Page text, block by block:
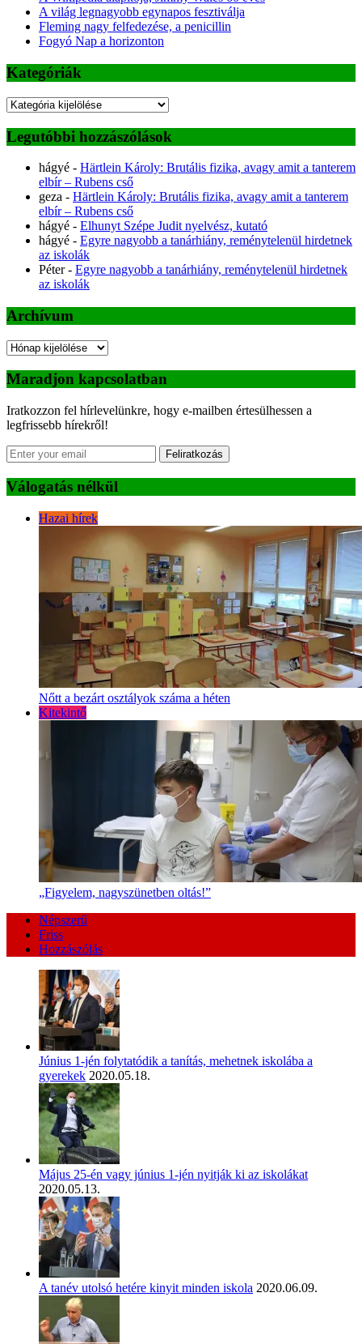
A világ legnagyobb egynapos fesztiválja
Fleming nagy felfedezése, a penicillin
Fogyó Nap a horizonton
Kategóriák
Kategóriák
Legutóbbi hozzászólások
hágyé - Härtlein Károly: Brutális fizika, avagy amit a tanterem
elbír – Rubens cső
geza - Härtlein Károly: Brutális fizika, avagy amit a tanterem
elbír – Rubens cső
hágyé - Elhunyt Szépe Judit nyelvész, kutató
hágyé - Egyre nagyobb a tanárhiány, reménytelenül hirdetnek
az iskolák
Péter- Egyre nagyobb a tanárhiány, reménytelenül hirdetnek
az iskolák
Archívum
Archívum
Maradjon kapcsolatban
Iratkozzon fel hírlevelünkre, hogy e-mailben értesülhessen a
legfrissebb hírekről!
Feliratkozás
Válogatás nélkül
Hazai hírek
Nőtt a bezárt osztályok száma a héten
Kitekintő
„Figyelem, nagyszünetben oltás!”
Népszerű
Friss
Hozzászólás
Június 1-jén folytatódik a tanítás, mehetnek iskolába a
gyerekek 2020.05.18.
Május 25-én vagy június 1-jén nyitják ki az iskolákat
2020.05.13.
A tanév utolsó hetére kinyit minden iskola 2020.06.09.